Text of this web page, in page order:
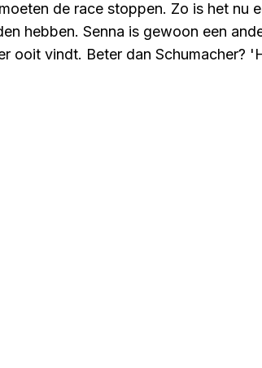
de race stoppen. Zo is het nu
hebben. Senna is gewoon een
ooit vindt. Beter dan Schumacher?